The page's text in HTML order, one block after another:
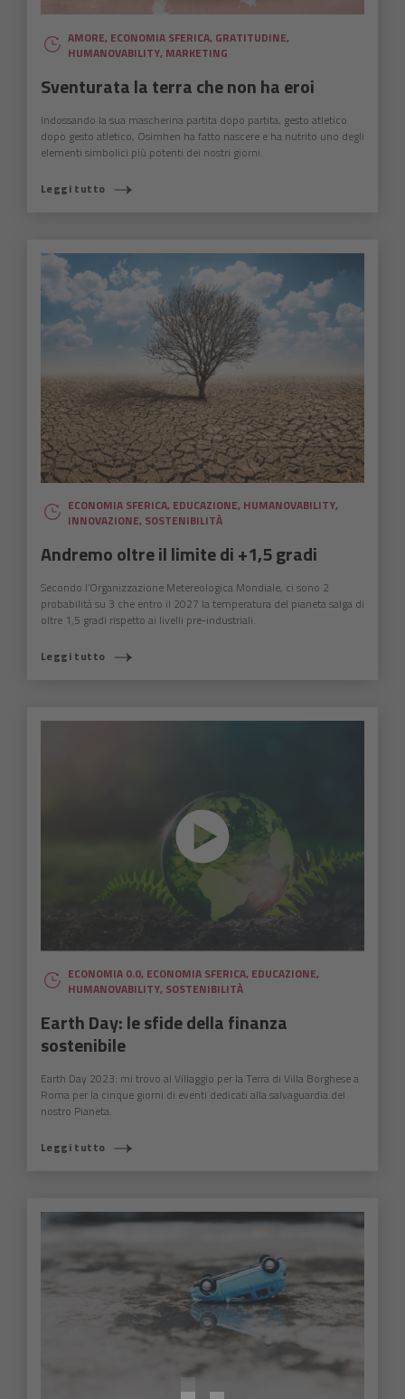
AMORE, ECONOMIA SFERICA, GRATITUDINE,
HUMANOVABILITY, MARKETING
Sventurata la terra che non ha eroi
Indossando la sua mascherina partita dopo partita, gesto atletico
dopo gesto atletico, Osimhen ha fatto nascere e ha nutrito uno degli
elementi simbolici più potenti dei nostri giorni.
Leggi tutto
ECONOMIA SFERICA, EDUCAZIONE, HUMANOVABILITY,
INNOVAZIONE, SOSTENIBILITÀ
Andremo oltre il limite di +1,5 gradi
Secondo l’Organizzazione Metereologica Mondiale, ci sono 2
probabilità su 3 che entro il 2027 la temperatura del pianeta salga di
oltre 1,5 gradi rispetto ai livelli pre-industriali.
Leggi tutto
ECONOMIA 0.0, ECONOMIA SFERICA, EDUCAZIONE,
HUMANOVABILITY, SOSTENIBILITÀ
Earth Day: le sfide della finanza
sostenibile
Earth Day 2023: mi trovo al Villaggio per la Terra di Villa Borghese a
Roma per la cinque giorni di eventi dedicati alla salvaguardia del
nostro Pianeta.
Leggi tutto
COSA STAI CERCANDO?